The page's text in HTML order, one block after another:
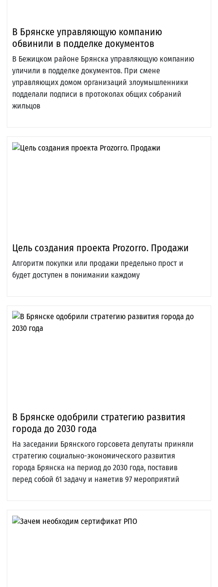
В Брянске управляющую компанию
обвинили в подделке документов
В Бежицком районе Брянска управляющую компанию
уличили в подделке документов. При смене
управляющих домом организаций злоумышленники
подделали подписи в протоколах общих собраний
жильцов
Цель создания проекта Prozorro. Продажи
Алгоритм покупки или продажи предельно прост и
будет доступен в понимании каждому
В Брянске одобрили стратегию развития
города до 2030 года
На заседании Брянского горсовета депутаты приняли
стратегию социально-экономического развития
города Брянска на период до 2030 года, поставив
перед собой 61 задачу и наметив 97 мероприятий